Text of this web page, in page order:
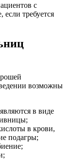
с
требуется
возможны
в виде
в крови,
подагры;